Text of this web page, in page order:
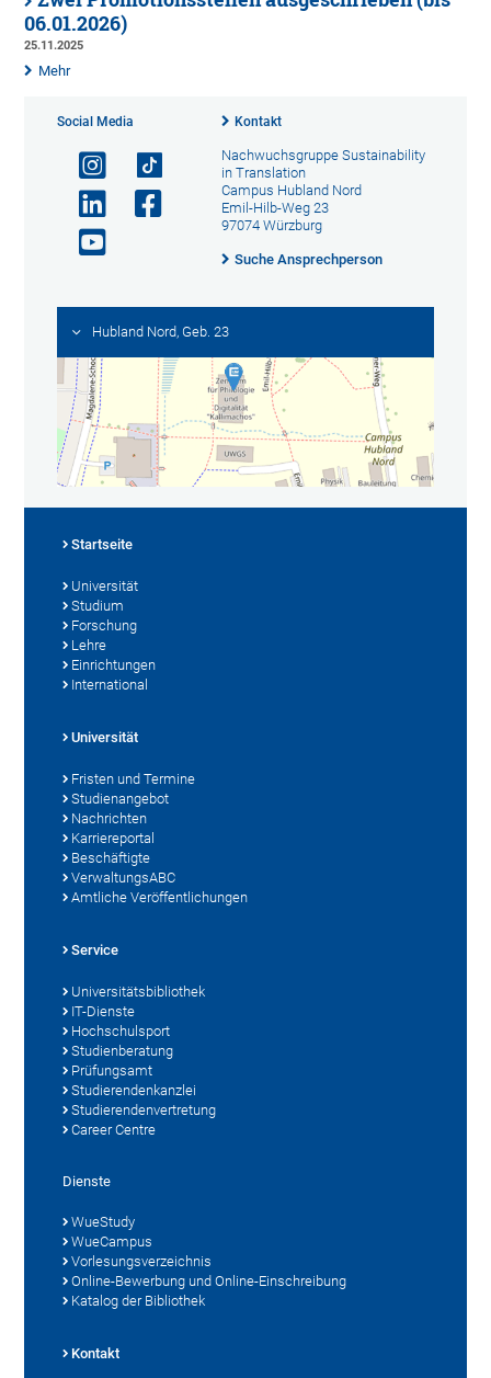
06.01.2026)
25.11.2025
Mehr
Social Media Kontakt
Nachwuchsgruppe Sustainability
in Translation
Campus Hubland Nord
Emil-Hilb-Weg 23
97074 Würzburg
Suche Ansprechperson
Hubland Nord, Geb. 23
Startseite
Universität
Studium
Forschung
Lehre
Einrichtungen
International
Universität
Fristen und Termine
Studienangebot
Nachrichten
Karriereportal
Beschäftigte
VerwaltungsABC
Amtliche Veröffentlichungen
Service
Universitätsbibliothek
IT-Dienste
Hochschulsport
Studienberatung
Prüfungsamt
Studierendenkanzlei
Studierendenvertretung
Career Centre
Dienste
WueStudy
WueCampus
Vorlesungsverzeichnis
Online-Bewerbung und Online-Einschreibung
Katalog der Bibliothek
Kontakt